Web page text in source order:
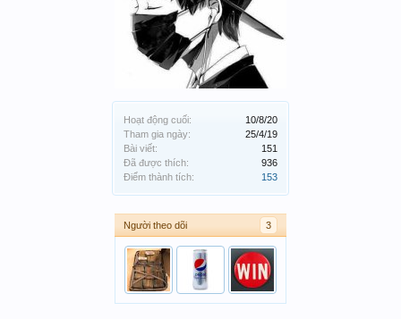
Hoạt động cuối:
10/8/20
Tham gia ngày:
25/4/19
Bài viết:
151
Đã được thích:
936
Điểm thành tích:
153
Người theo dõi 3